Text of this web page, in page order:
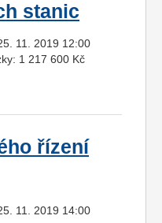
stanic
11. 2019 12:00
1 217 600 Kč
řízení
11. 2019 14:00